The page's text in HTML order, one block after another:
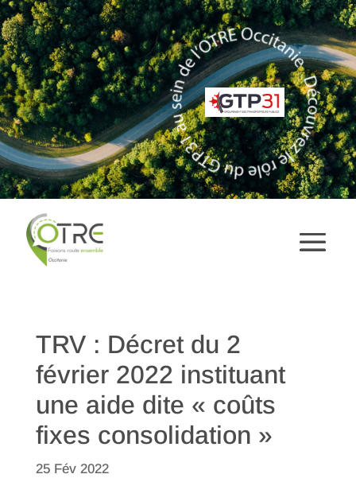
TRV : Décret du 2
février 2022 instituant
une aide dite « coûts
fixes consolidation »
25 Fév 2022